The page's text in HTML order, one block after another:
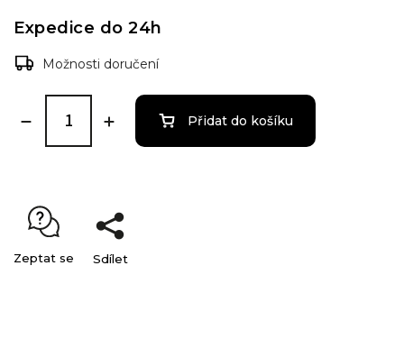
Expedice do 24h
Možnosti doručení
Přidat do košíku
Zeptat se Sdílet